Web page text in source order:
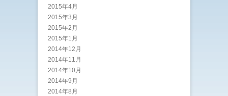
2015年4月
2015年3月
2015年2月
2015年1月
2014年12月
2014年11月
2014年10月
2014年9月
2014年8月